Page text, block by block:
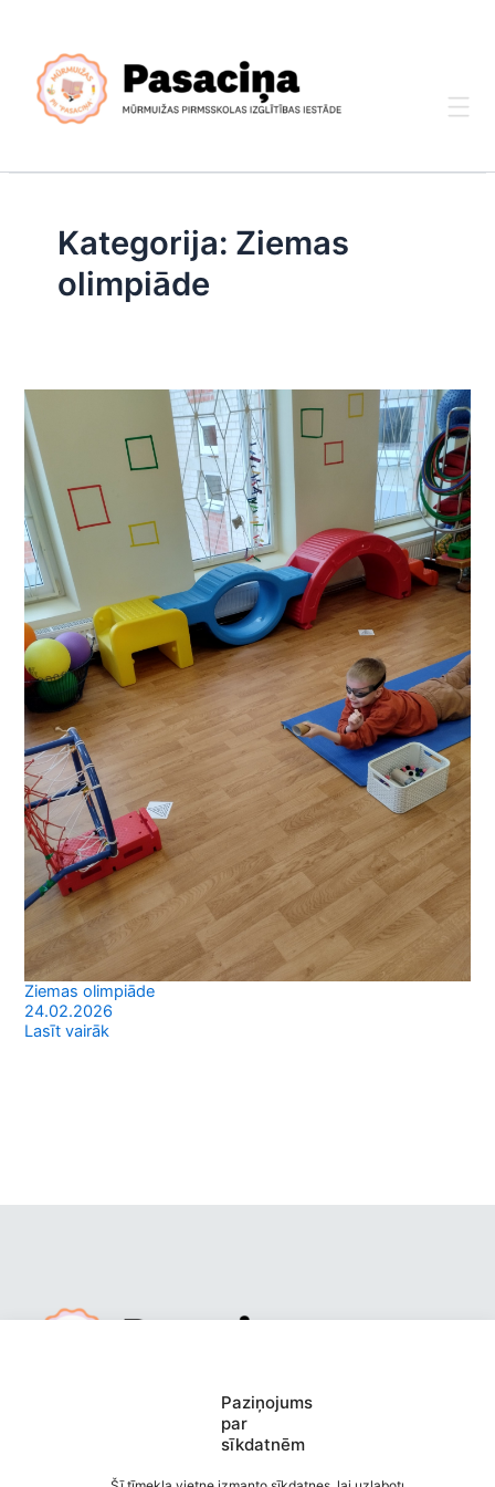
Paziņojums
par
sīkdatnēm
Kategorija: Ziemas
olimpiāde
Ziemas olimpiāde
24.02.2026
Lasīt vairāk
Mūrmuižas pirmsskolas izglītības
iestāde “Pasaciņa”